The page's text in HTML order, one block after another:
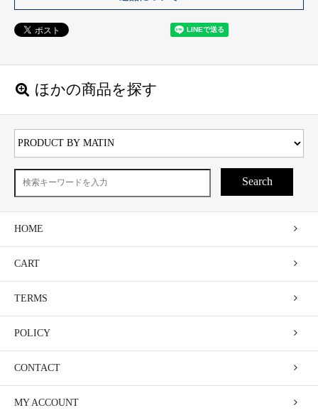
ほかの商品を探す
Search
HOME
CART
TERMS
POLICY
CONTACT
MY ACCOUNT